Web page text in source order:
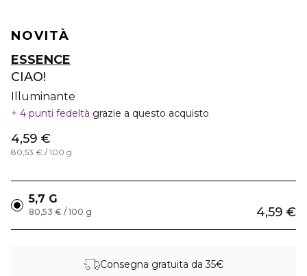
NOVITÀ
ESSENCE
CIAO!
Illuminante
4 punti fedeltà grazie a questo acquisto
4,59 €
80,53 € / 100 g
5,7 G
4,59 €
80,53 € / 100 g
Consegna gratuita da 35€